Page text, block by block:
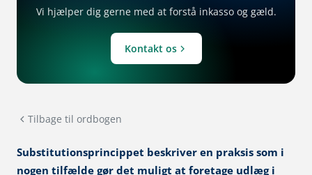
Tilbage til ordbogen
Substitutionsprincippet beskriver en praksis som i
nogen tilfælde gør det muligt at foretage udlæg i
Vi hjælper dig gerne med at forstå inkasso og gæld.
Kontakt os